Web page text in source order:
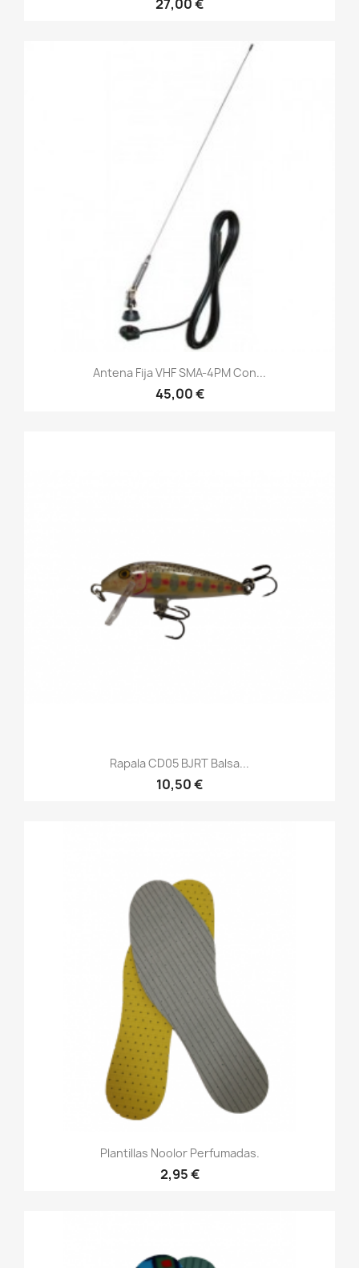
27,00 €
Antena Fija VHF SMA-4PM Con...
45,00 €
Rapala CD05 BJRT Balsa...
10,50 €
Plantillas Noolor Perfumadas.
2,95 €